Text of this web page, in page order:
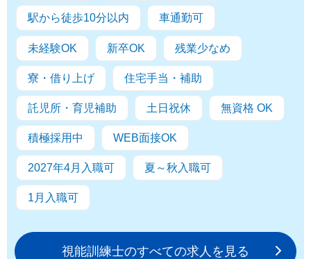
駅から徒歩10分以内 車通勤可
未経験OK 新卒OK 残業少なめ
寮・借り上げ 住宅手当・補助
託児所・育児補助 土日祝休 無資格 OK
積極採用中 WEB面接OK
2027年4月入職可 夏～秋入職可
1月入職可
視能訓練士のすべての求人を見る